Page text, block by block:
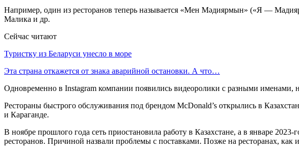
Например, один из ресторанов теперь называется «Мен Мәдиярмын» («Я —
Малика и др.
Сейчас читают
Туристку из Беларуси унесло в море
Эта страна откажется от знака аварийной остановки. А что…
Одновременно в Instagram компании появились видеоролики с разными именами,
Рестораны быстрого обслуживания под брендом McDonald’s открылись в
и Караганде.
В ноябре прошлого года сеть приостановила работу в Казахстане, а в январе
ресторанов. Причиной назвали проблемы с поставками. Позже на ресторанах,